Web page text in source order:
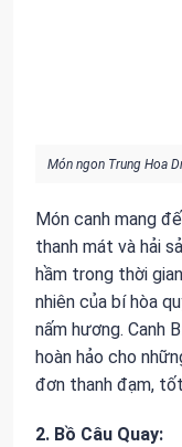
Món ngon Trung Hoa
Món canh mang
thanh mát và hải
hầm trong thời
nhiên của bí hòa
nấm hương. Canh
hoàn hảo cho
đơn thanh đạm,
2. Bồ Câu Quay: